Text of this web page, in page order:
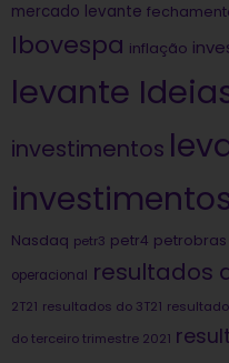
mercado levante
Ibovespa inflação
levante
investimentos
Nasdaq petr3 petr4 petrobras
operacional resultados
2T21 resultados do 3T21
do terceiro trimestre 2021